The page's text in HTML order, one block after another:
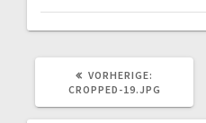
VORHERIGE:
BEITRAG:
CROPPED-19.JPG